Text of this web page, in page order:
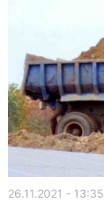
26.11.2021 - 13:35